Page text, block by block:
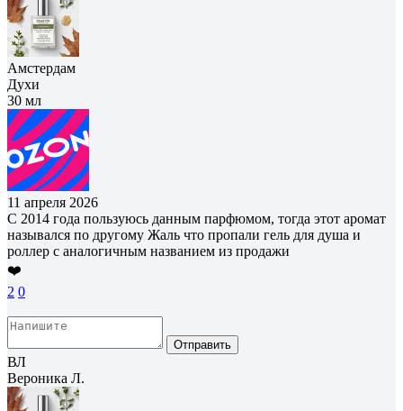
Амстердам
Духи
30 мл
11 апреля 2026
С 2014 года пользуюсь данным парфюмом, тогда этот аромат
назывался по другому Жаль что пропали гель для душа и
роллер с аналогичным названием из продажи
❤️
2 0
Отправить
ВЛ
Вероника Л.